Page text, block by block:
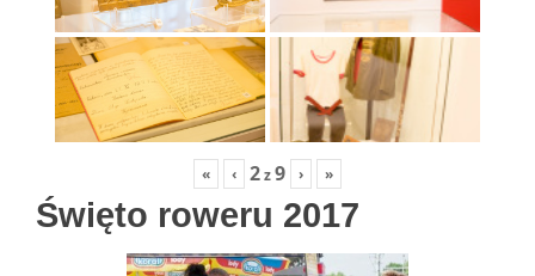
« ‹ 2z9 › »
Święto roweru 2017